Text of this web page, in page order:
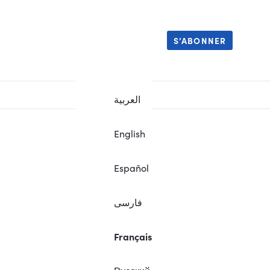
العربية
English
Español
فارسی
Français
S’ABONNER